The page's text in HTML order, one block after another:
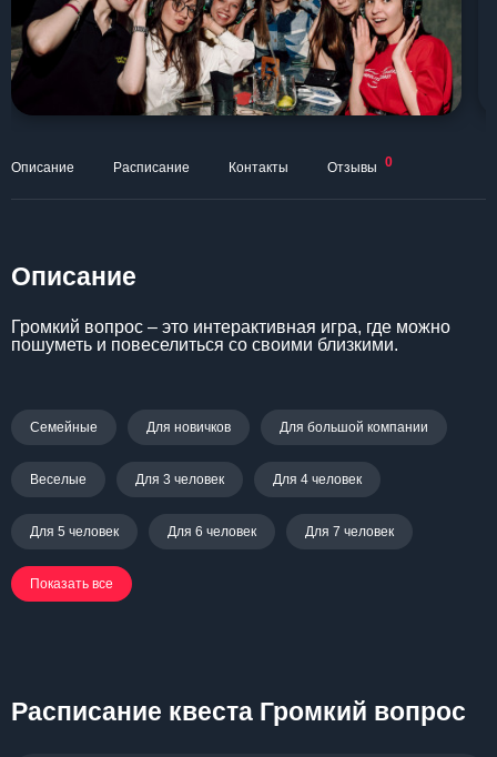
Описание Расписание Контакты Отзывы 0
Описание
Громкий вопрос – это интерактивная игра, где можно
пошуметь и повеселиться со своими близкими.
Семейные Для новичков Для большой компании
Веселые Для 3 человек Для 4 человек
Для 5 человек Для 6 человек Для 7 человек
Показать все
Расписание квеста Громкий вопрос